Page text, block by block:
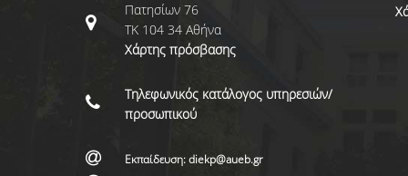
Πατησίων 76
ΤΚ 104 34 Αθήνα
Χάρτης πρόσβασης
Τηλεφωνικός κατάλογος υπηρεσιών/
προσωπικού
Εκπαίδευση: diekp@aueb.gr